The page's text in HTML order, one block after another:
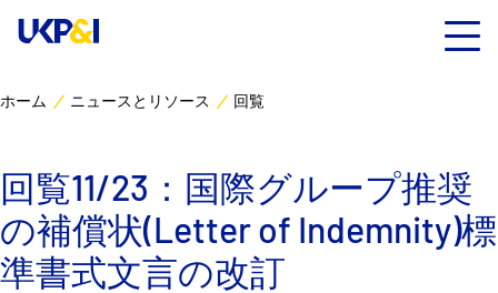
リスクマネジメント
Industry Expertise
ホーム ニュースとリソース 回覧
回覧11/23：国際グループ推奨
の補償状(Letter of Indemnity)標
準書式文言の改訂